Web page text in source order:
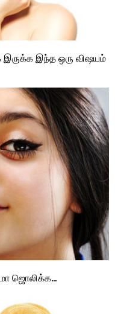
இந்த ஒரு விஷயம்
ஜொலிக்க…